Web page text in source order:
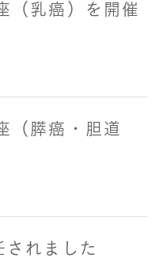
（乳癌）を開催
（膵癌・胆道
れました